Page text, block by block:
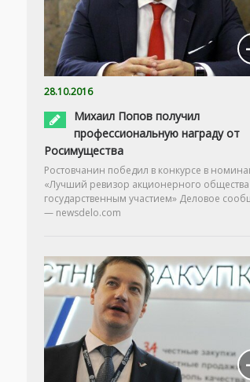
28.10.2016
Михаил Попов получил
профессиональную награду от
Росимущества
Ростовчанин победил в конкурсе в
«Лучший ревизор акционерного общества
государственным участием» Деловое
— newsdelo.com